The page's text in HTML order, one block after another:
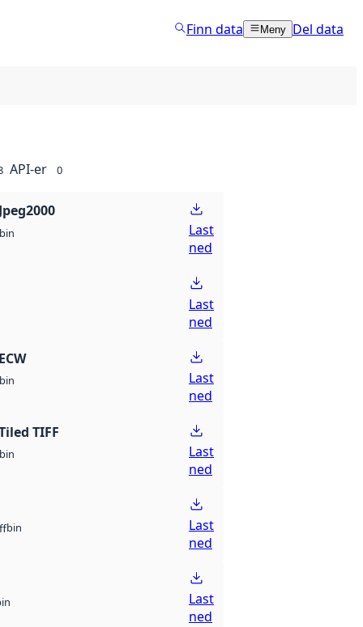
Finn data Meny Del data
API-er 0
bin
Last
ned
Last
ned
bin
Last
ned
TIFF
bin
Last
ned
bin
Last
ned
Last
ned